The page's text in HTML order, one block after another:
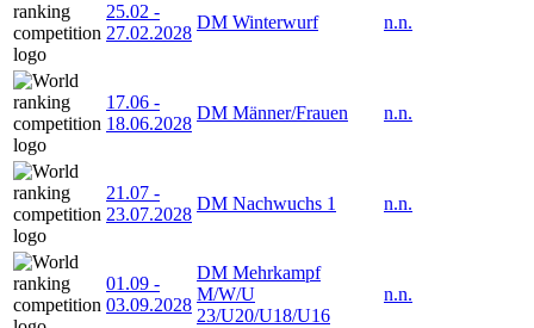
25.02 -
27.02.2028
DM Winterwurf n.n.
17.06 -
18.06.2028
DM Männer/Frauen n.n.
21.07 -
23.07.2028
DM Nachwuchs 1 n.n.
01.09 -
03.09.2028
DM Mehrkampf
M/W/U
23/U20/U18/U16
n.n.